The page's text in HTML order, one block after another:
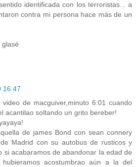
identificada con los terroristas... a
contra mi persona hace más de un
glasé
16:47
de macguiver,minuto 6:01 cuando
acantilao soltando un grito bereber!
de james Bond con sean connery
Madrid con su autobus de rusticos y
si acabaramos de abandonar la edad de
acostumbrao aún a la del